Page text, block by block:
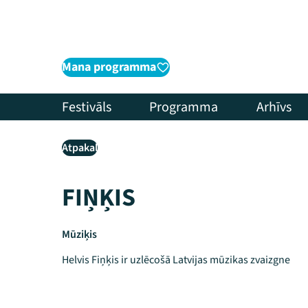
Mana programma
Festivāls Programma Arhīvs
Atpakaļ
FIŅĶIS
Mūziķis
Helvis Fiņķis ir uzlēcošā Latvijas mūzikas zvaizgne